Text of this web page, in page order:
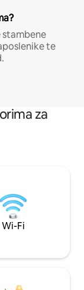
te
za
Wi-Fi